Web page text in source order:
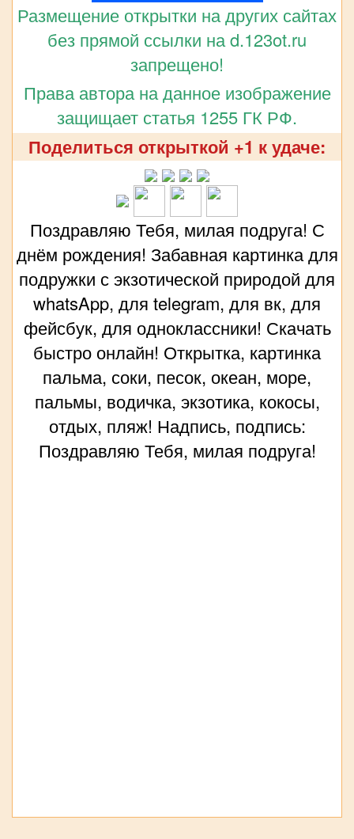
Размещение открытки на других сайтах
без прямой ссылки на d.123ot.ru
запрещено!
Права автора на данное изображение
защищает статья 1255 ГК РФ.
Поделиться открыткой +1 к удаче:
Поздравляю Тебя, милая подруга! С
днём рождения! Забавная картинка для
подружки с экзотической природой для
whatsApp, для telegram, для вк, для
фейсбук, для одноклассники! Скачать
быстро онлайн! Открытка, картинка
пальма, соки, песок, океан, море,
пальмы, водичка, экзотика, кокосы,
отдых, пляж! Надпись, подпись:
Поздравляю Тебя, милая подруга!